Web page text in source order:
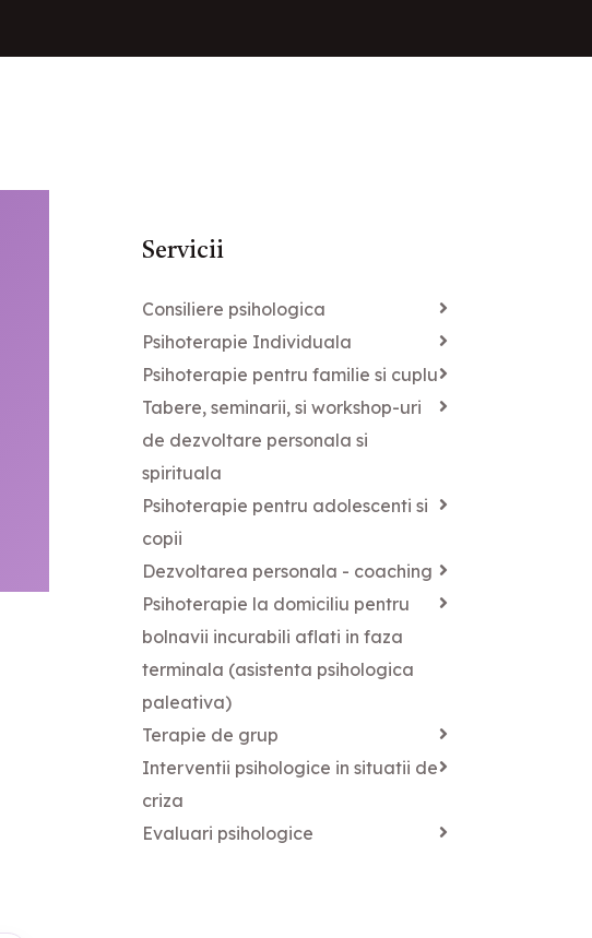
Servicii
Consiliere psihologica
Psihoterapie Individuala
Psihoterapie pentru familie si cuplu
Tabere, seminarii, si workshop-uri
de dezvoltare personala si
spirituala
Psihoterapie pentru adolescenti si
copii
Dezvoltarea personala - coaching
Psihoterapie la domiciliu pentru
bolnavii incurabili aflati in faza
terminala (asistenta psihologica
paleativa)
Terapie de grup
Interventii psihologice in situatii de
criza
Evaluari psihologice